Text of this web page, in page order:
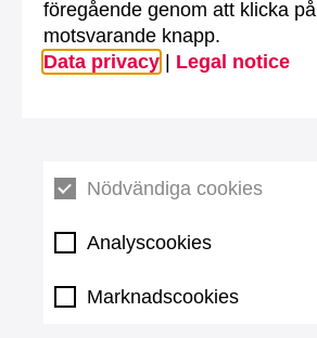
föregående genom att klicka på
motsvarande knapp.
Data privacy
Legal notice
Nödvändiga cookies
Analyscookies
Marknadscookies